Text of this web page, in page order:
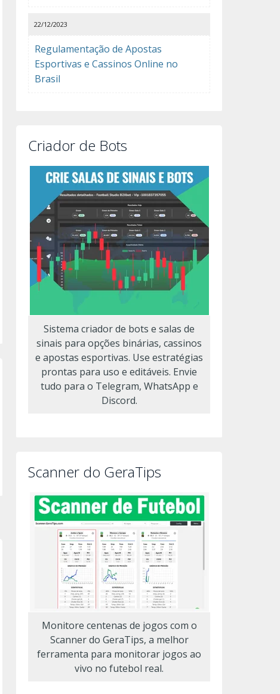
Regulamentação de Apostas
Esportivas e Cassinos Online no
Brasil
22/12/2023
Criador de Bots
Sistema criador de bots e salas de
sinais para opções binárias, cassinos
e apostas esportivas. Use estratégias
prontas para uso e editáveis. Envie
tudo para o Telegram, WhatsApp e
Discord.
Scanner do GeraTips
Monitore centenas de jogos com o
Scanner do GeraTips, a melhor
ferramenta para monitorar jogos ao
vivo no futebol real.